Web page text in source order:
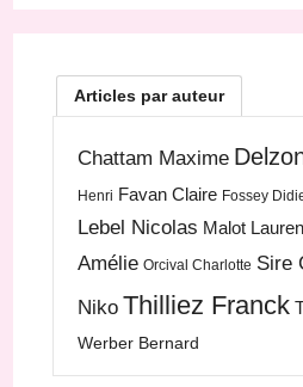
Articles par auteur
Chattam Maxime
Henri Favan Claire Fossey
Lebel Nicolas Malot
Amélie Orcival Charlotte Sire
Niko Thilliez Franck
Werber Bernard